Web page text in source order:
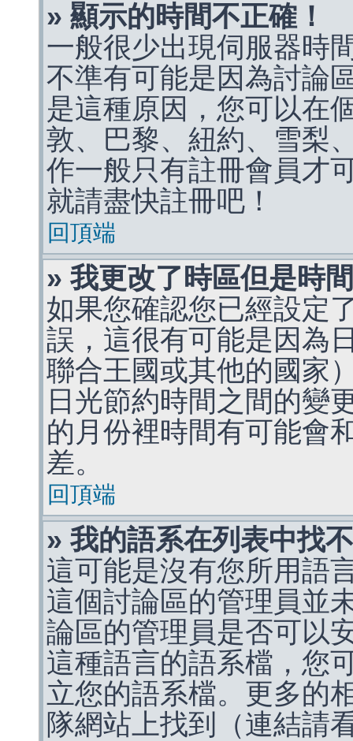
» 顯示的時間不正確！
一般很少出現伺服器時
不準有可能是因為討論
是這種原因，您可以在
敦、巴黎、紐約、雪梨
作一般只有註冊會員才
就請盡快註冊吧！
回頂端
» 我更改了時區但是時
如果您確認您已經設定
誤，這很有可能是因為
聯合王國或其他的國家
日光節約時間之間的變
的月份裡時間有可能會
差。
回頂端
» 我的語系在列表中找
這可能是沒有您所用語
這個討論區的管理員並
論區的管理員是否可以
這種語言的語系檔，您
立您的語系檔。更多的
隊網站上找到（連結請